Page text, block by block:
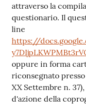
attraverso la
questionario. Il
line
https://
oppure in forma
riconsegnato
XX Settembre n.
d'azione della